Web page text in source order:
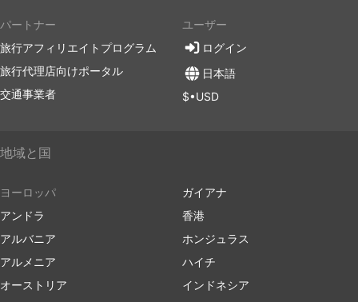
パートナー
旅行アフィリエイトプログラム
旅行代理店向けポータル
交通事業者
ユーザー
ログイン
日本語
$•USD
地域と国
ヨーロッパ
アンドラ
アルバニア
アルメニア
オーストリア
ガイアナ
香港
ホンジュラス
ハイチ
インドネシア